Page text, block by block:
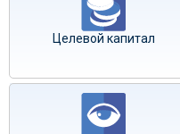
Целевой капитал